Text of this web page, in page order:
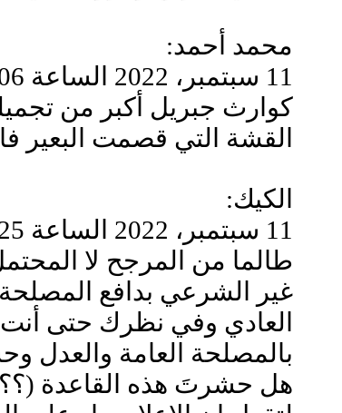
محمد أحمد:
11 سبتمبر، 2022 الساعة 12:06 ص
كوارث جبريل أكبر من
القشة التي قصمت البعير
الكيك:
11 سبتمبر، 2022 الساعة 1:25 ص
طالما من المرجح لا
غير الشرعي بدافع
العادي وفي نظرك حتى أنت
بالمصلحة العامة والعدل